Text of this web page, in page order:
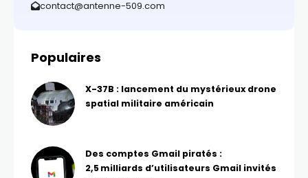
contact@antenne-509.com
Populaires
X-37B : lancement du mystérieux drone
spatial militaire américain
Des comptes Gmail piratés :
2,5 milliards d’utilisateurs Gmail invités